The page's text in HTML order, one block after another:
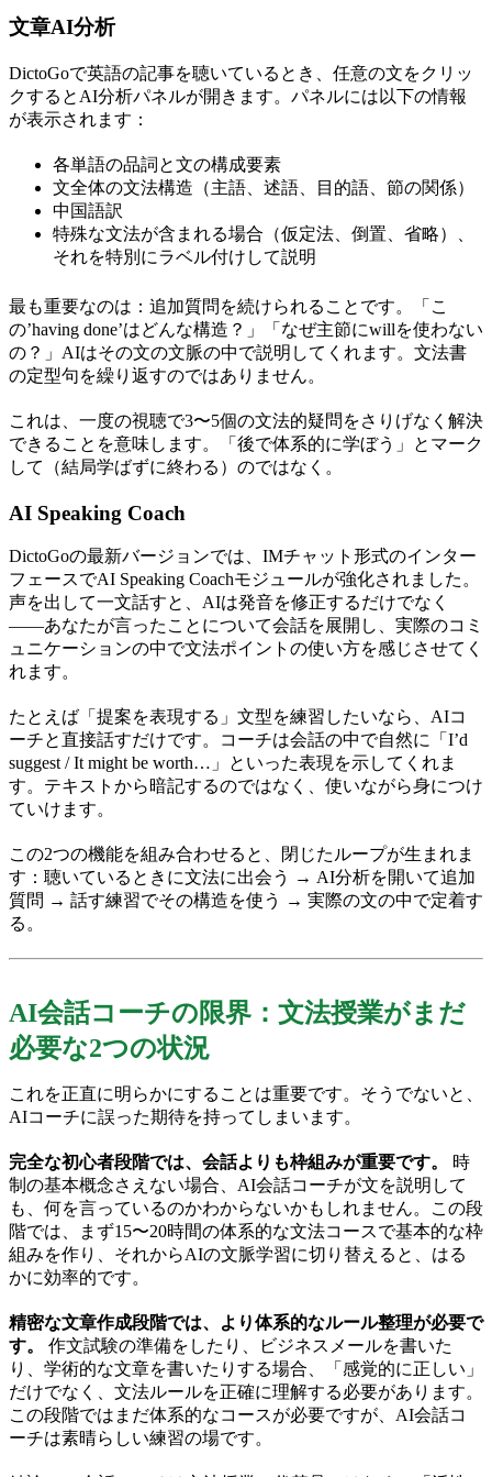
文章AI分析
DictoGoで英語の記事を聴いているとき、任意の文をクリッ
クするとAI分析パネルが開きます。パネルには以下の情報
が表示されます：
各単語の品詞と文の構成要素
文全体の文法構造（主語、述語、目的語、節の関係）
中国語訳
特殊な文法が含まれる場合（仮定法、倒置、省略）、
それを特別にラベル付けして説明
最も重要なのは：追加質問を続けられることです。「こ
の’having done’はどんな構造？」「なぜ主節にwillを使わない
の？」AIはその文の文脈の中で説明してくれます。文法書
の定型句を繰り返すのではありません。
これは、一度の視聴で3〜5個の文法的疑問をさりげなく解決
できることを意味します。「後で体系的に学ぼう」とマーク
して（結局学ばずに終わる）のではなく。
AI Speaking Coach
DictoGoの最新バージョンでは、IMチャット形式のインター
フェースでAI Speaking Coachモジュールが強化されました。
声を出して一文話すと、AIは発音を修正するだけでなく
——あなたが言ったことについて会話を展開し、実際のコミ
ュニケーションの中で文法ポイントの使い方を感じさせてく
れます。
たとえば「提案を表現する」文型を練習したいなら、AIコ
ーチと直接話すだけです。コーチは会話の中で自然に「I’d
suggest / It might be worth…」といった表現を示してくれま
す。テキストから暗記するのではなく、使いながら身につけ
ていけます。
この2つの機能を組み合わせると、閉じたループが生まれま
す：聴いているときに文法に出会う → AI分析を開いて追加
質問 → 話す練習でその構造を使う → 実際の文の中で定着す
る。
AI会話コーチの限界：文法授業がまだ
必要な2つの状況
これを正直に明らかにすることは重要です。そうでないと、
AIコーチに誤った期待を持ってしまいます。
完全な初心者段階では、会話よりも枠組みが重要です。
時
制の基本概念さえない場合、AI会話コーチが文を説明して
も、何を言っているのかわからないかもしれません。この段
階では、まず15〜20時間の体系的な文法コースで基本的な枠
組みを作り、それからAIの文脈学習に切り替えると、はる
かに効率的です。
精密な文章作成段階では、より体系的なルール整理が必要で
す。
作文試験の準備をしたり、ビジネスメールを書いた
り、学術的な文章を書いたりする場合、「感覚的に正しい」
だけでなく、文法ルールを正確に理解する必要があります。
この段階ではまだ体系的なコースが必要ですが、AI会話コ
ーチは素晴らしい練習の場です。